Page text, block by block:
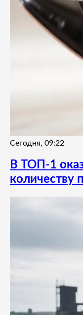
Сегодня, 09:22
В ТОП-1
количеству